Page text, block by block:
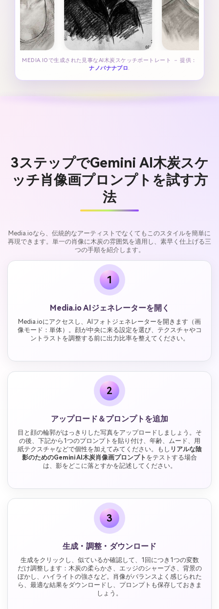
MEDIA.IOで生成された見事なAI木炭スケッチポートレート － 提供：
ナノバナナプロ.
3ステップでGemini AI木炭スケ
ッチ肖像画プロンプトを試す方
法
Media.ioなら、伝統的なアーティストでなくてもこのスタイルを簡単に
再現できます。単一の肖像に木炭の雰囲気を適用し、素早く仕上げる三
つの手順を紹介します。
1
Media.io AIジェネレーターを開く
Media.ioにアクセスし、AIフォトジェネレーターを開きます（画
像モード：単体）。顔が中央に来る設定を選び、テクスチャやコ
ントラストを調整する前に出力比率を整えてください。
2
アップロード＆プロンプトを追加
目と顔の輪郭がはっきりした写真をアップロードしましょう。そ
の後、下記から1つのプロンプトを貼り付け、年齢、ムード、用
紙テクスチャなどで個性を加えてみてください。もし リアルな陰
影のためのGemini AI木炭肖像画プロンプト をテストする場合
は、影をどこに落とすかを記述してください。
3
生成・調整・ダウンロード
生成をクリックし、似ているか確認して、1回につき1つの変数
だけ調整します：木炭の柔らかさ、エッジのシャープさ、背景の
ぼかし、ハイライトの強さなど。肖像がバランスよく感じられた
ら、最適な結果をダウンロードし、プロンプトも保存しておきま
しょう。